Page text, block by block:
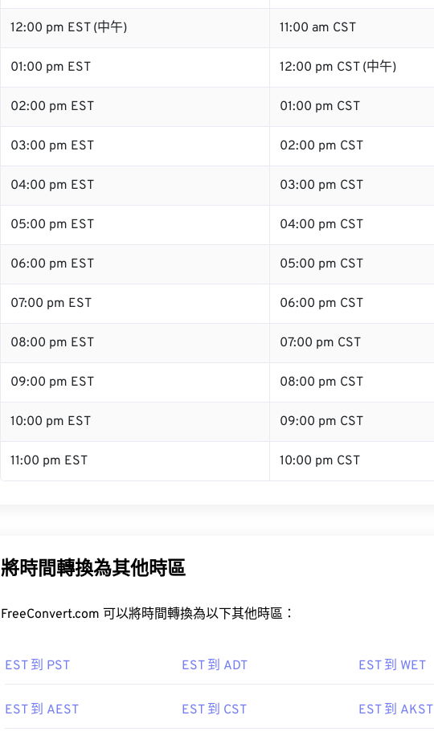
12:00 pm EST (中午) 11:00 am CST
01:00 pm EST 12:00 pm CST (中午)
02:00 pm EST 01:00 pm CST
03:00 pm EST 02:00 pm CST
04:00 pm EST 03:00 pm CST
05:00 pm EST 04:00 pm CST
06:00 pm EST 05:00 pm CST
07:00 pm EST 06:00 pm CST
08:00 pm EST 07:00 pm CST
09:00 pm EST 08:00 pm CST
10:00 pm EST 09:00 pm CST
11:00 pm EST 10:00 pm CST
將時間轉換為其他時區
FreeConvert.com 可以將時間轉換為以下其他時區：
EST 到 PST EST 到 ADT EST 到 WET
EST 到 AEST EST 到 CST EST 到 AKST